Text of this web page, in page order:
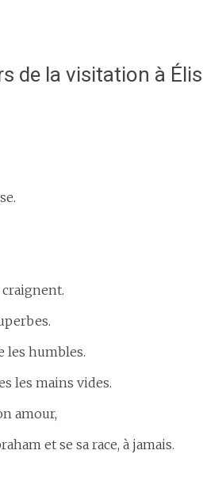
de la visitation à
craignent.
les humbles.
les mains vides.
amour,
et se sa race, à jamais.